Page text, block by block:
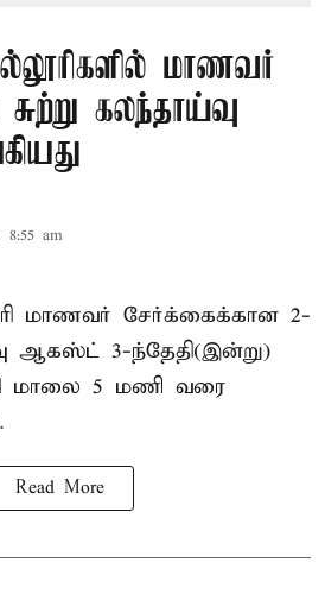
மாணவர்
கலந்தாய்வு
8:55 am
மாணவர் சேர்க்கைக்கான 2-
ஆகஸ்ட் 3-ந்தேதி(இன்று)
மாலை 5 மணி வரை
Read More